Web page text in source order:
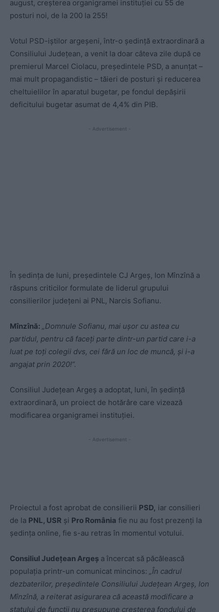
august, creșterea organigramei instituției cu 55 de
posturi noi, de la 200 la 255!
Votul PSD-iștilor argeșeni, într-o ședinţă extraordinară a
Consiliului Județean, a venit la doar câteva zile după ce
premierul Marcel Ciolacu, președintele PSD, a anunțat –
mai mult propagandistic – tăieri de posturi și reducerea
cheltuielilor în aparatul bugetar, pe fondul depășirii
deficitului bugetar asumat de 4,4% din PIB.
- Advertisement -
În şedinţa de luni, preşedintele CJ Argeş, Ion Mînzînă a
răspuns criticilor formulate de liderul grupului
consilierilor județeni ai PNL, Narcis Sofianu.
Mînzînă: „Domnule Sofianu, mai uşor cu astea cu
partidul, pentru că faceţi parte dintr-un partid care i-a
luat pe toţi colegii dvs, cei fără un loc de muncă, şi i-a
angajat prin 2020!”.
Consiliul Judeţean Argeş a adoptat, luni, în şedinţă
extraordinară, un proiect de hotărâre care vizează
modificarea organigramei instituţiei.
- Advertisement -
Proiectul a fost aprobat de consilierii PSD, iar consilieri
de la PNL, USR şi Pro România fie nu au fost prezenţi la
şedinţa online, fie s-au retras în momentul votului.
Consiliul Județean Argeș a încercat să păcălească
populația printr-un comunicat mincinos: „În cadrul
dezbaterilor, preşedintele Consiliului Judeţean Argeş, Ion
Mînzînă, a reiterat asigurarea că această modificare a
statului de funcţii nu presupune creşterea fondului de